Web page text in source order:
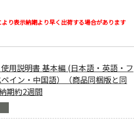
り表示納期より早く出荷する場合があります
用説明書 基本編 (日本語・英語・フ
イン・中国語）（商品同梱版と同
期約2週間